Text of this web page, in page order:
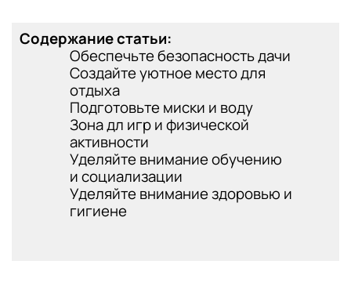
Содержание статьи:
Обеспечьте безопасность дачи
Создайте уютное место для
отдыха
Подготовьте миски и воду
Зона дл игр и физической
активности
Уделяйте внимание обучению
и социализации
Уделяйте внимание здоровью и
гигиене